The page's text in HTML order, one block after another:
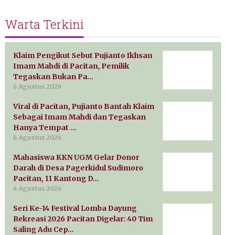
Warta Terkini
Klaim Pengikut Sebut Pujianto Ikhsan
Imam Mahdi di Pacitan, Pemilik
Tegaskan Bukan Pa…
6 Agustus 2026
Viral di Pacitan, Pujianto Bantah Klaim
Sebagai Imam Mahdi dan Tegaskan
Hanya Tempat …
6 Agustus 2026
Mahasiswa KKN UGM Gelar Donor
Darah di Desa Pagerkidul Sudimoro
Pacitan, 11 Kantong D…
6 Agustus 2026
Seri Ke-14 Festival Lomba Dayung
Rekreasi 2026 Pacitan Digelar: 40 Tim
Saling Adu Cep…